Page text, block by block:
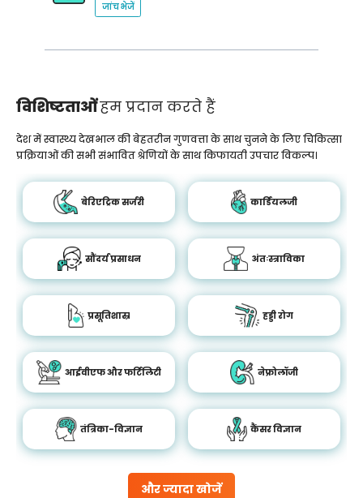
जांच भेजें
विशिष्टताओंहम प्रदान करते हैं
और ज्यादा खोजें
देश में स्वास्थ्य देखभाल की बेहतरीन गुणवत्ता के साथ चुनने के लिए चिकित्सा
प्रक्रियाओं की सभी संभावित श्रेणियों के साथ किफायती उपचार विकल्प।
बेरिएट्रिक सर्जरी कार्डियलजी
सौंदर्य प्रसाधन अंतःस्त्राविका
प्रसूतिशास्र हड्डी रोग
आईवीएफ और फर्टिलिटी नेफ्रोलॉजी
तंत्रिका-विज्ञान कैंसर विज्ञान